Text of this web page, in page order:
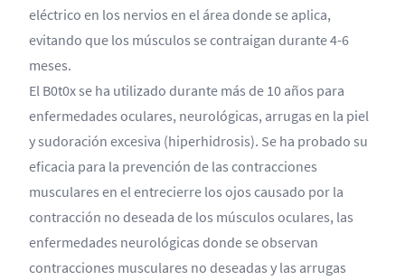
eléctrico en los nervios en el área donde se aplica,
evitando que los músculos se contraigan durante 4-6
meses.
El B0t0x se ha utilizado durante más de 10 años para
enfermedades oculares, neurológicas, arrugas en la piel
y sudoración excesiva (hiperhidrosis). Se ha probado su
eficacia para la prevención de las contracciones
musculares en el entrecierre los ojos causado por la
contracción no deseada de los músculos oculares, las
enfermedades neurológicas donde se observan
contracciones musculares no deseadas y las arrugas